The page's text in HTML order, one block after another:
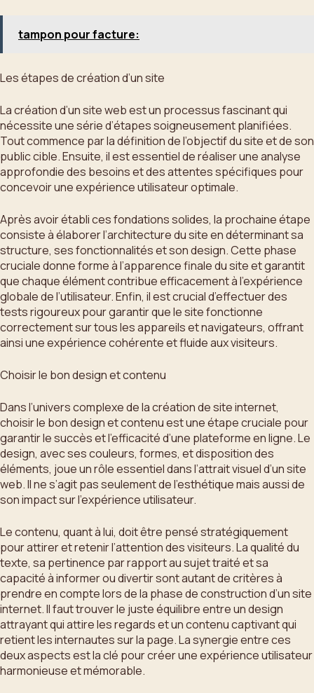
tampon pour facture:
Les étapes de création d’un site
La création d’un site web est un processus fascinant qui
nécessite une série d’étapes soigneusement planifiées.
Tout commence par la définition de l’objectif du site et de son
public cible. Ensuite, il est essentiel de réaliser une analyse
approfondie des besoins et des attentes spécifiques pour
concevoir une expérience utilisateur optimale.
Après avoir établi ces fondations solides, la prochaine étape
consiste à élaborer l’architecture du site en déterminant sa
structure, ses fonctionnalités et son design. Cette phase
cruciale donne forme à l’apparence finale du site et garantit
que chaque élément contribue efficacement à l’expérience
globale de l’utilisateur. Enfin, il est crucial d’effectuer des
tests rigoureux pour garantir que le site fonctionne
correctement sur tous les appareils et navigateurs, offrant
ainsi une expérience cohérente et fluide aux visiteurs.
Choisir le bon design et contenu
Dans l’univers complexe de la création de site internet,
choisir le bon design et contenu est une étape cruciale pour
garantir le succès et l’efficacité d’une plateforme en ligne. Le
design, avec ses couleurs, formes, et disposition des
éléments, joue un rôle essentiel dans l’attrait visuel d’un site
web. Il ne s’agit pas seulement de l’esthétique mais aussi de
son impact sur l’expérience utilisateur.
Le contenu, quant à lui, doit être pensé stratégiquement
pour attirer et retenir l’attention des visiteurs. La qualité du
texte, sa pertinence par rapport au sujet traité et sa
capacité à informer ou divertir sont autant de critères à
prendre en compte lors de la phase de construction d’un site
internet. Il faut trouver le juste équilibre entre un design
attrayant qui attire les regards et un contenu captivant qui
retient les internautes sur la page. La synergie entre ces
deux aspects est la clé pour créer une expérience utilisateur
harmonieuse et mémorable.